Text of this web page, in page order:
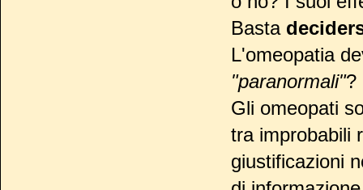
Basta
L'omeopatia
"paranormali"?
Gli omeopati
tra improbabili
giustificazioni